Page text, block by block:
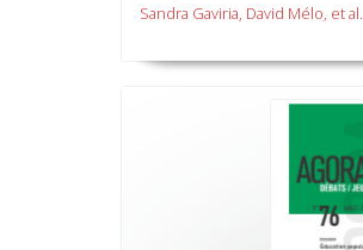
Sandra Gaviria, David Mélo, et al.